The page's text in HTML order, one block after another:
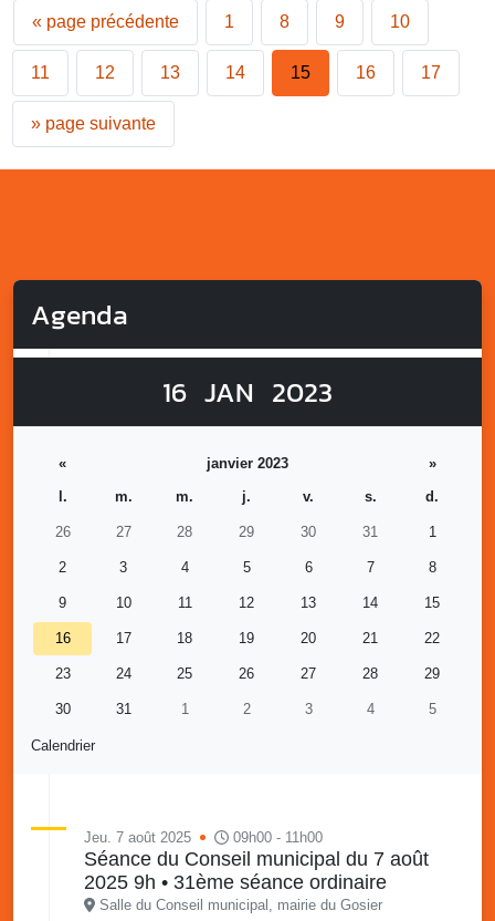
« page précédente 1 8 9 10
11 12 13 14 15 16 17
» page suivante
Agenda
16 JAN 2023
Calendrier
« janvier 2023
»
l.
m. m. j. v. s. d.
26 27 28 29 30 31 1
2 3 4 5 6 7 8
9 10 11 12 13 14 15
16 17 18 19 20 21 22
23 24 25 26 27 28 29
30 31 1 2 3 4 5
Jeu. 7 août 2025 09h00 - 11h00
Séance du Conseil municipal du 7 août
2025 9h • 31ème séance ordinaire
Salle du Conseil municipal, mairie du Gosier